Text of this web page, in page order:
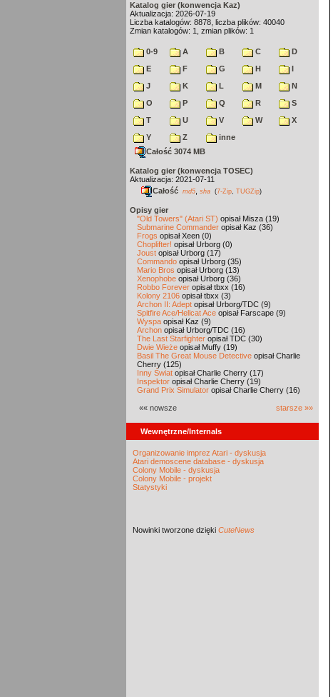
Katalog gier (konwencja Kaz)
Aktualizacja: 2026-07-19
Liczba katalogów: 8878, liczba plików: 40040
Zmian katalogów: 1, zmian plików: 1
0-9 A B C
D
E
F G H
I
J
K L M
N
O
P Q R
S
T
U V W
X
Y
Z
inne
Całość 3074 MB
Katalog gier (konwencja TOSEC)
Aktualizacja: 2021-07-11
Całość md5 sha (7-Zip TUGZip)
Opisy gier
"Old Towers" (Atari ST) opisał Misza (19)
Submarine Commander opisał Kaz (36)
Frogs opisał Xeen (0)
Choplifter! opisał Urborg (0)
Joust opisał Urborg (17)
Commando opisał Urborg (35)
Mario Bros opisał Urborg (13)
Xenophobe opisał Urborg (36)
Robbo Forever opisał tbxx (16)
Kolony 2106 opisał tbxx (3)
Archon II: Adept opisał Urborg/TDC (9)
Spitfire Ace/Hellcat Ace opisał Farscape (9)
Wyspa opisał Kaz (9)
Archon opisał Urborg/TDC (16)
The Last Starfighter opisał TDC (30)
Dwie Wieże opisał Muffy (19)
Basil The Great Mouse Detective opisał Charlie
Cherry (125)
Inny Świat opisał Charlie Cherry (17)
Inspektor opisał Charlie Cherry (19)
Grand Prix Simulator opisał Charlie Cherry (16)
«« nowsze starsze »»
Wewnętrzne/Internals
Organizowanie imprez Atari - dyskusja
Atari demoscene database - dyskusja
Colony Mobile - dyskusja
Colony Mobile - projekt
Statystyki
Nowinki tworzone dzięki CuteNews